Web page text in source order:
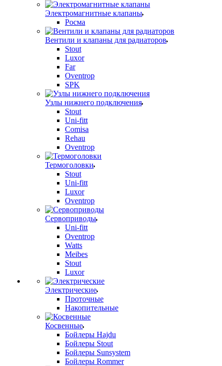
Электромагнитные клапаны
Росма
Вентили и клапаны для радиаторов
Stout
Luxor
Far
Oventrop
SPK
Узлы нижнего подключения
Stout
Uni-fitt
Comisa
Rehau
Oventrop
Термоголовки
Stout
Uni-fitt
Luxor
Oventrop
Сервоприводы
Uni-fitt
Oventrop
Watts
Meibes
Stout
Luxor
Электрические
Проточные
Накопительные
Косвенные
Бойлеры Hajdu
Бойлеры Stout
Бойлеры Sunsystem
Бойлеры Rommer